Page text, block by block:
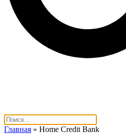
Главная » Home Credit Bank